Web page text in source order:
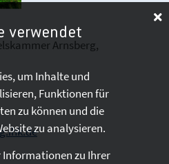
Arnsberg,
verwendet
um Inhalte und
Funktionen für
zu können und die
zu analysieren.
zu Ihrer